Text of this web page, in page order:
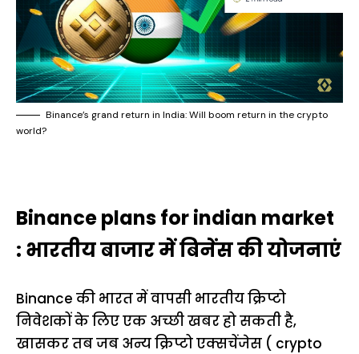
Binance’s grand return in India: Will boom return in the crypto
world?
Binance plans for indian market
: भारतीय बाजार में बिनेंस की योजनाएं
Binance की भारत में वापसी भारतीय क्रिप्टो
निवेशकों के लिए एक अच्छी खबर हो सकती है,
खासकर तब जब अन्य क्रिप्टो एक्सचेंजेस ( crypto